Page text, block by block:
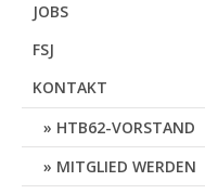
JOBS
FSJ
KONTAKT
HTB62-VORSTAND
MITGLIED WERDEN